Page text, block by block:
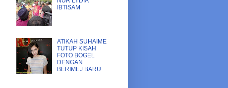
IBTISAM
ATIKAH SUHAIME
TUTUP KISAH
FOTO BOGEL
DENGAN
BERIMEJ BARU